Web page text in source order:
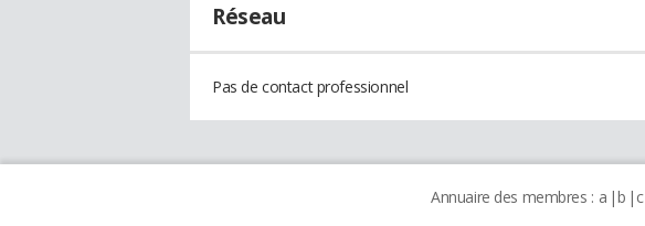
Réseau
Pas de contact professionnel
Annuaire des membres : a b c